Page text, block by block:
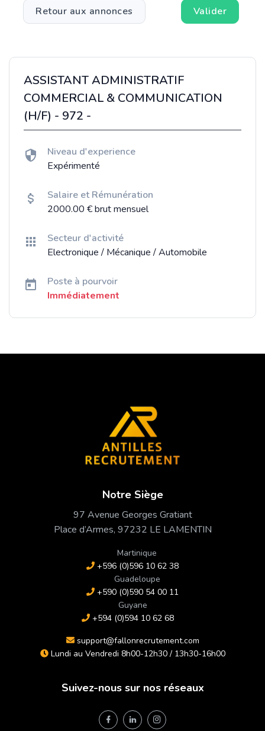
Retour aux annonces Valider
ASSISTANT ADMINISTRATIF
COMMERCIAL & COMMUNICATION
(H/F) - 972 -
Niveau d'experience
Expérimenté
Salaire et Rémunération
2000.00 € brut mensuel
Secteur d'activité
Electronique / Mécanique / Automobile
Poste à pourvoir
Immédiatement
Notre Siège
97 Avenue Georges Gratiant
Place d’Armes, 97232 LE LAMENTIN
Martinique
+596 (0)596 10 62 38
Guadeloupe
+590 (0)590 54 00 11
Guyane
+594 (0)594 10 62 68
support@fallonrecrutement.com
Lundi au Vendredi 8h00-12h30 / 13h30-16h00
Suivez-nous sur nos réseaux